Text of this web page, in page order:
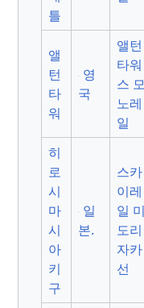
틀
앨
턴
타
워
영
국
앨턴
타워
스 모
노레
일
히
로
시
마
시
아
키
구
일
본.
스카
이레
일 미
도리
자카
선